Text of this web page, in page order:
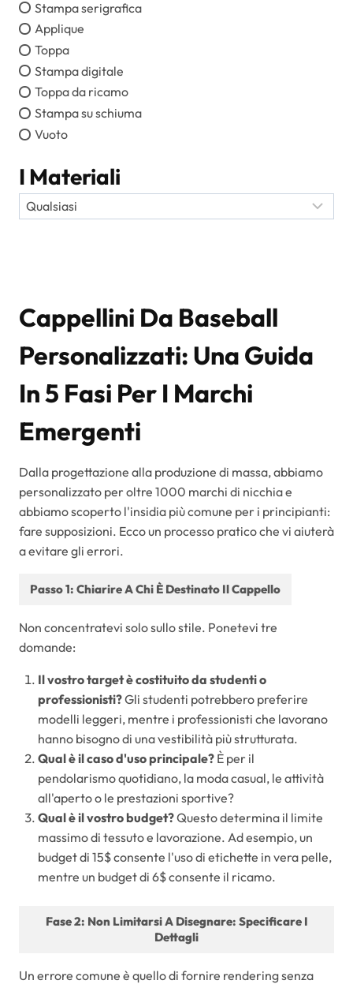
Stampa serigrafica
Applique
Toppa
Stampa digitale
Toppa da ricamo
Stampa su schiuma
Vuoto
I Materiali
Cappellini Da Baseball
Personalizzati: Una Guida
In 5 Fasi Per I Marchi
Emergenti
Dalla progettazione alla produzione di massa, abbiamo
personalizzato per oltre 1000 marchi di nicchia e
abbiamo scoperto l'insidia più comune per i principianti:
fare supposizioni. Ecco un processo pratico che vi aiuterà
a evitare gli errori.
Passo 1: Chiarire A Chi È Destinato Il Cappello
Non concentratevi solo sullo stile. Ponetevi tre
domande:
Il vostro target è costituito da studenti o
professionisti?Gli studenti potrebbero preferire
modelli leggeri, mentre i professionisti che lavorano
hanno bisogno di una vestibilità più strutturata.
Qual è il caso d'uso principale? È per il
pendolarismo quotidiano, la moda casual, le attività
all'aperto o le prestazioni sportive?
Qual è il vostro budget?Questo determina il limite
massimo di tessuto e lavorazione. Ad esempio, un
budget di 15$ consente l'uso di etichette in vera pelle,
mentre un budget di 6$ consente il ricamo.
Fase 2: Non Limitarsi A Disegnare: Specificare I
Dettagli
Un errore comune è quello di fornire rendering senza